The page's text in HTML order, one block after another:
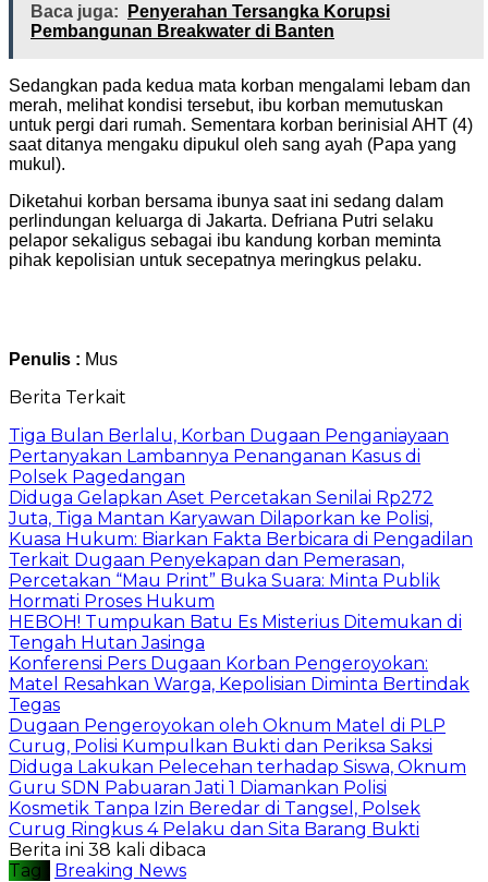
Baca juga:
Penyerahan Tersangka Korupsi
Pembangunan Breakwater di Banten
Sedangkan pada kedua mata korban mengalami lebam dan
merah, melihat kondisi tersebut, ibu korban memutuskan
untuk pergi dari rumah. Sementara korban berinisial AHT (4)
saat ditanya mengaku dipukul oleh sang ayah (Papa yang
mukul).
Diketahui korban bersama ibunya saat ini sedang dalam
perlindungan keluarga di Jakarta. Defriana Putri selaku
pelapor sekaligus sebagai ibu kandung korban meminta
pihak kepolisian untuk secepatnya meringkus pelaku.
Penulis : Mus
Berita Terkait
Tiga Bulan Berlalu, Korban Dugaan Penganiayaan
Pertanyakan Lambannya Penanganan Kasus di
Polsek Pagedangan
Diduga Gelapkan Aset Percetakan Senilai Rp272
Juta, Tiga Mantan Karyawan Dilaporkan ke Polisi,
Kuasa Hukum: Biarkan Fakta Berbicara di Pengadilan
Terkait Dugaan Penyekapan dan Pemerasan,
Percetakan “Mau Print” Buka Suara: Minta Publik
Hormati Proses Hukum
HEBOH! Tumpukan Batu Es Misterius Ditemukan di
Tengah Hutan Jasinga
Konferensi Pers Dugaan Korban Pengeroyokan:
Matel Resahkan Warga, Kepolisian Diminta Bertindak
Tegas
Dugaan Pengeroyokan oleh Oknum Matel di PLP
Curug, Polisi Kumpulkan Bukti dan Periksa Saksi
Diduga Lakukan Pelecehan terhadap Siswa, Oknum
Guru SDN Pabuaran Jati 1 Diamankan Polisi
Kosmetik Tanpa Izin Beredar di Tangsel, Polsek
Curug Ringkus 4 Pelaku dan Sita Barang Bukti
Berita ini 38 kali dibaca
Tag :
Breaking News